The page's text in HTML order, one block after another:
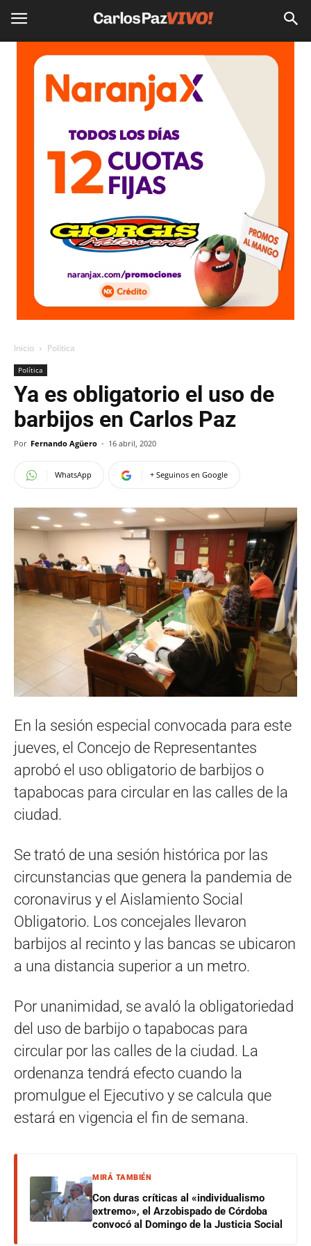
Inicio Política
Política
Ya es obligatorio el uso de
barbijos en Carlos Paz
Por Fernando Agüero - 16 abril, 2020
WhatsApp + Seguinos en Google
En la sesión especial convocada para este
jueves, el Concejo de Representantes
aprobó el uso obligatorio de barbijos o
tapabocas para circular en las calles de la
ciudad.
Se trató de una sesión histórica por las
circunstancias que genera la pandemia de
coronavirus y el Aislamiento Social
Obligatorio. Los concejales llevaron
barbijos al recinto y las bancas se ubicaron
a una distancia superior a un metro.
Por unanimidad, se avaló la obligatoriedad
del uso de barbijo o tapabocas para
circular por las calles de la ciudad. La
ordenanza tendrá efecto cuando la
promulgue el Ejecutivo y se calcula que
estará en vigencia el fin de semana.
MIRÁ TAMBIÉN
Con duras críticas al «individualismo
extremo», el Arzobispado de Córdoba
convocó al Domingo de la Justicia Social